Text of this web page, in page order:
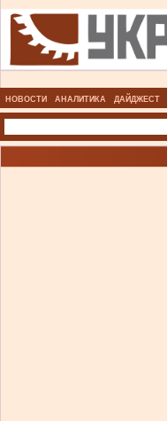
НОВОСТИ АНАЛИТИКА ДАЙДЖЕСТ